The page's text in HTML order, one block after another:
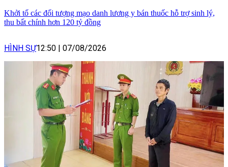
Khởi tố các đối tượng mạo danh lương y bán thuốc hỗ trợ sinh lý,
thu bất chính hơn 120 tỷ đồng
HÌNH SỰ12:50 | 07/08/2026